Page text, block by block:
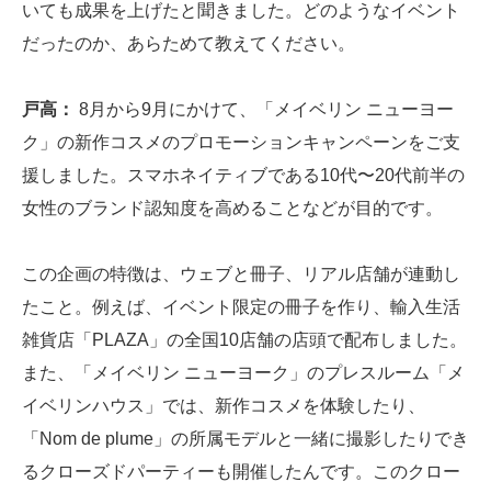
いても成果を上げたと聞きました。どのようなイベント
だったのか、あらためて教えてください。
戸高： 8月から9月にかけて、「メイベリン ニューヨー
ク」の新作コスメのプロモーションキャンペーンをご支
援しました。スマホネイティブである10代〜20代前半の
女性のブランド認知度を高めることなどが目的です。
この企画の特徴は、ウェブと冊子、リアル店舗が連動し
たこと。例えば、イベント限定の冊子を作り、輸入生活
雑貨店「PLAZA」の全国10店舗の店頭で配布しました。
また、「メイベリン ニューヨーク」のプレスルーム「メ
イベリンハウス」では、新作コスメを体験したり、
「Nom de plume」の所属モデルと一緒に撮影したりでき
るクローズドパーティーも開催したんです。このクロー